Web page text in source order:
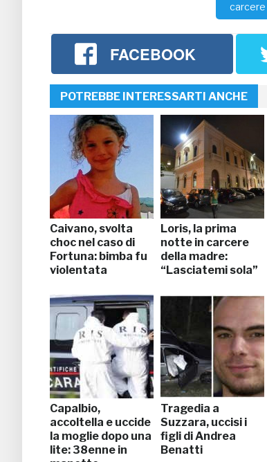
carcere
FACEBOOK
POTREBBE INTERESSARTI ANCHE
Caivano, svolta
choc nel caso di
Fortuna: bimba fu
violentata
Loris, la prima
notte in carcere
della madre:
“Lasciatemi sola”
Capalbio,
accoltella e uccide
la moglie dopo una
lite: 38enne in
Tragedia a
Suzzara, uccisi i
figli di Andrea
Benatti